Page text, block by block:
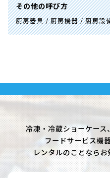
その他の呼び方
厨房器具 / 厨房機器 / 厨房設
冷凍・冷蔵ショーケース
フードサービス機
レンタルのことなら